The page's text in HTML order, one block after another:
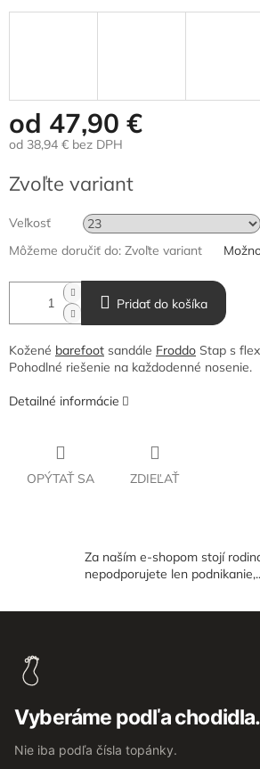
od 47,90 €
od 38,94 € bez DPH
cena:
Zvoľte variant
Veľkosť
Môžeme doručiť do: Zvoľte variant
Pridať do košíka
Kožené barefoot sandále Froddo Stap s
Pohodlné riešenie na každodenné nosenie.
Detailné informácie
OPÝTAŤ SA ZDIEĽAŤ
Za naším e-shopom stojí
nepodporujete len
Vyberáme podľa chodidla.
Nie iba podľa čísla topánky.